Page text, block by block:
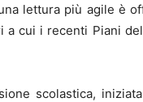
lettura più agile è
cui i recenti Piani
scolastica,